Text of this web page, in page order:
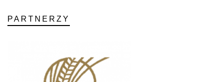
PARTNERZY